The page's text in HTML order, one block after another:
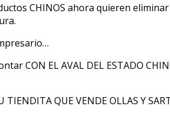
CHINOS ahora quieren
CON EL AVAL DEL ESTADO
TIENDITA QUE VENDE OLLAS Y